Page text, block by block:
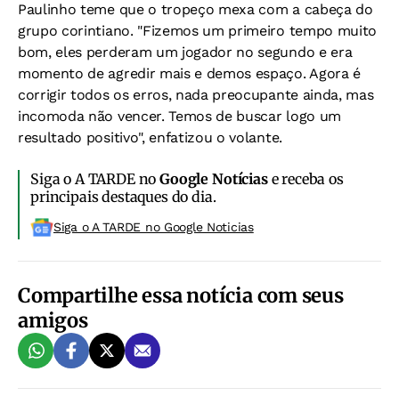
Paulinho teme que o tropeço mexa com a cabeça do
grupo corintiano. "Fizemos um primeiro tempo muito
bom, eles perderam um jogador no segundo e era
momento de agredir mais e demos espaço. Agora é
corrigir todos os erros, nada preocupante ainda, mas
incomoda não vencer. Temos de buscar logo um
resultado positivo", enfatizou o volante.
Siga o A TARDE noGoogle Notíciase receba os
principais destaques do dia.
Siga o A TARDE no Google Noticias
Compartilhe essa notícia com seus
amigos